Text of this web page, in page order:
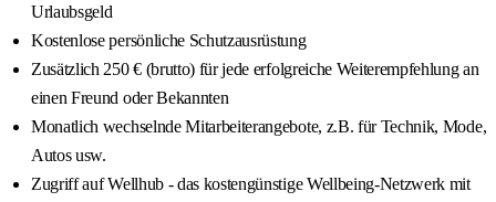
Urlaubsgeld
Kostenlose persönliche Schutzausrüstung
Zusätzlich 250 € (brutto) für jede erfolgreiche Weiterempfehlung an
einen Freund oder Bekannten
Monatlich wechselnde Mitarbeiterangebote, z.B. für Technik, Mode,
Autos usw.
Zugriff auf Wellhub - das kostengünstige Wellbeing-Netzwerk mit